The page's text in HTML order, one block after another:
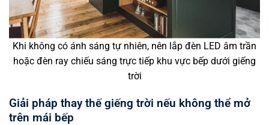
Khi không có ánh sáng tự nhiên, nên lắp đèn LED âm trần
hoặc đèn ray chiếu sáng trực tiếp khu vực bếp dưới giếng
trời
Giải pháp thay thế giếng trời nếu không thể mở
trên mái bếp